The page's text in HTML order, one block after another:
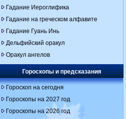
Гадание Иероглифика
Гадание на греческом алфавите
Гадание Гуань Инь
Дельфийский оракул
Оракул ангелов
Гороскопы и предсказания
Гороскоп на сегодня
Гороскопы на 2027 год
Гороскопы на 2026 год